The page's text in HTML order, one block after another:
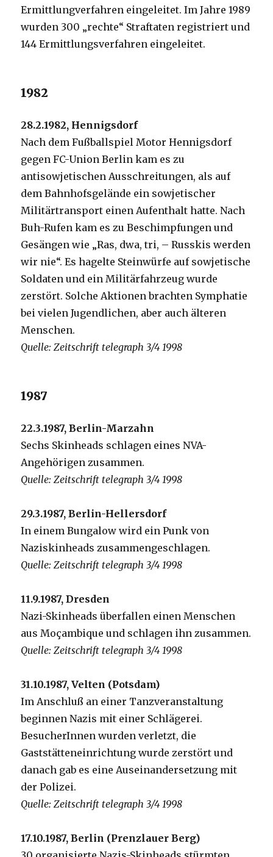
Ermittlungverfahren eingeleitet. Im Jahre 1989
wurden 300 „rechte“ Straftaten registriert und
144 Ermittlungsverfahren eingeleitet.
1982
28.2.1982, Hennigsdorf
Nach dem Fußballspiel Motor Hennigsdorf
gegen FC-Union Berlin kam es zu
antisowjetischen Ausschreitungen, als auf
dem Bahnhofsgelände ein sowjetischer
Militärtransport einen Aufenthalt hatte. Nach
Buh-Rufen kam es zu Beschimpfungen und
Gesängen wie „Ras, dwa, tri, – Russkis werden
wir nie“. Es hagelte Steinwürfe auf sowjetische
Soldaten und ein Militärfahrzeug wurde
zerstört. Solche Aktionen brachten Symphatie
bei vielen Jugendlichen, aber auch älteren
Menschen.
Quelle: Zeitschrift telegraph 3/4 1998
1987
22.3.1987, Berlin-Marzahn
Sechs Skinheads schlagen eines NVA-
Angehörigen zusammen.
Quelle: Zeitschrift telegraph 3/4 1998
29.3.1987, Berlin-Hellersdorf
In einem Bungalow wird ein Punk von
Naziskinheads zusammengeschlagen.
Quelle: Zeitschrift telegraph 3/4 1998
11.9.1987, Dresden
Nazi-Skinheads überfallen einen Menschen
aus Moçambique und schlagen ihn zusammen.
Quelle: Zeitschrift telegraph 3/4 1998
31.10.1987, Velten (Potsdam)
Im Anschluß an einer Tanzveranstaltung
beginnen Nazis mit einer Schlägerei.
BesucherInnen wurden verletzt, die
Gaststätteneinrichtung wurde zerstört und
danach gab es eine Auseinandersetzung mit
der Polizei.
Quelle: Zeitschrift telegraph 3/4 1998
17.10.1987, Berlin (Prenzlauer Berg)